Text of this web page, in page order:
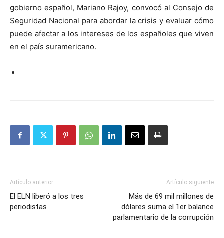
gobierno español, Mariano Rajoy, convocó al Consejo de
Seguridad Nacional para abordar la crisis y evaluar cómo
puede afectar a los intereses de los españoles que viven
en el país suramericano.
Artículo anterior
El ELN liberó a los tres
periodistas
Artículo siguiente
Más de 69 mil millones de
dólares suma el 1er balance
parlamentario de la corrupción